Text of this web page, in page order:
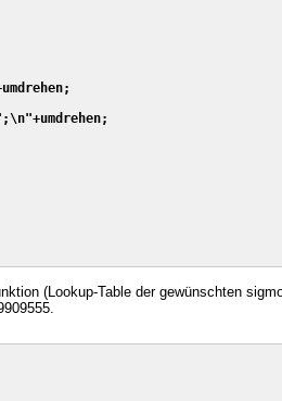
(Lookup-Table der gewünschten